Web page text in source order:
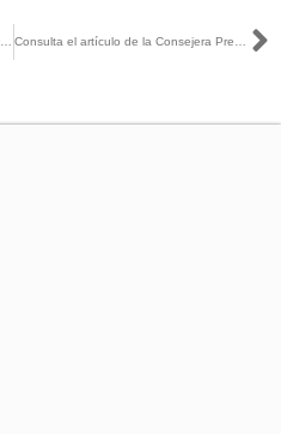
Recuerda INE que el próximo 30 de mayo es la fecha límite para recoger la Credencial para Votar Consulta el artículo de la Consejera Presidenta, Guadalupe Taddei, publicado en El Heraldo de México